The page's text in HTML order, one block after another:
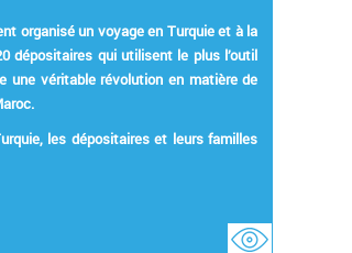
organisé un voyage en Turquie et à la
dépositaires qui utilisent le plus l’outil
une véritable révolution en matière de
les dépositaires et leurs familles